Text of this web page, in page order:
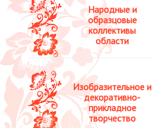
Народные и
образцовые
коллективы
области
Изобразительное и
декоративно-
прикладное
творчество